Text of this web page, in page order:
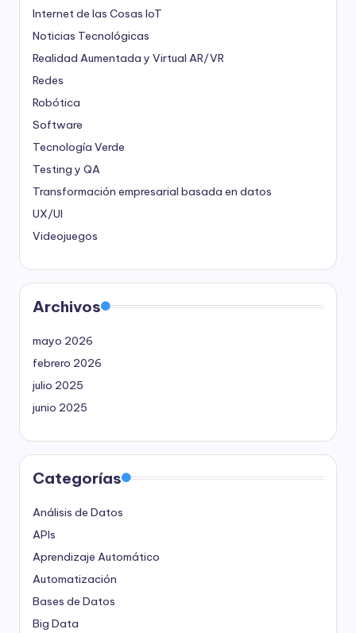
Internet de las Cosas IoT
Noticias Tecnológicas
Realidad Aumentada y Virtual AR/VR
Redes
Robótica
Software
Tecnología Verde
Testing y QA
Transformación empresarial basada en datos
UX/UI
Videojuegos
Archivos
mayo 2026
febrero 2026
julio 2025
junio 2025
Categorías
Análisis de Datos
APIs
Aprendizaje Automático
Automatización
Bases de Datos
Big Data